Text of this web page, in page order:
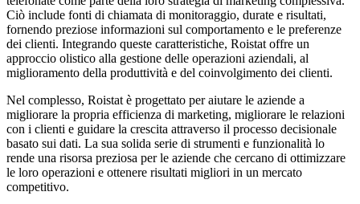
Ciò include fonti di chiamata di monitoraggio, durate e risultati,
fornendo preziose informazioni sul comportamento e le preferenze
dei clienti. Integrando queste caratteristiche, Roistat offre un
approccio olistico alla gestione delle operazioni aziendali, al
miglioramento della produttività e del coinvolgimento dei clienti.
Nel complesso, Roistat è progettato per aiutare le aziende a
migliorare la propria efficienza di marketing, migliorare le relazioni
con i clienti e guidare la crescita attraverso il processo decisionale
basato sui dati. La sua solida serie di strumenti e funzionalità lo
rende una risorsa preziosa per le aziende che cercano di ottimizzare
le loro operazioni e ottenere risultati migliori in un mercato
competitivo.